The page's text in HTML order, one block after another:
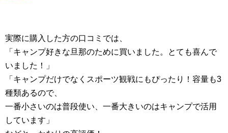
実際に購入した方の口コミでは、
「キャンプ好きな旦那のために買いました。とても喜んで
いました！」
「キャンプだけでなくスポーツ観戦にもぴったり！容量も3
種類あるので、
一番小さいのは普段使い、一番大きいのはキャンプで活用
しています」